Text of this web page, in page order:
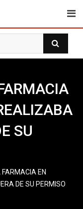
SU
EN
DE SU PERMISO